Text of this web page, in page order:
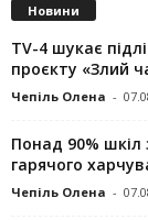
Новини
TV-4 шукає
проєкту «Злий
Чепіль Олена -
Понад 90% шкіл
гарячого
Чепіль Олена -